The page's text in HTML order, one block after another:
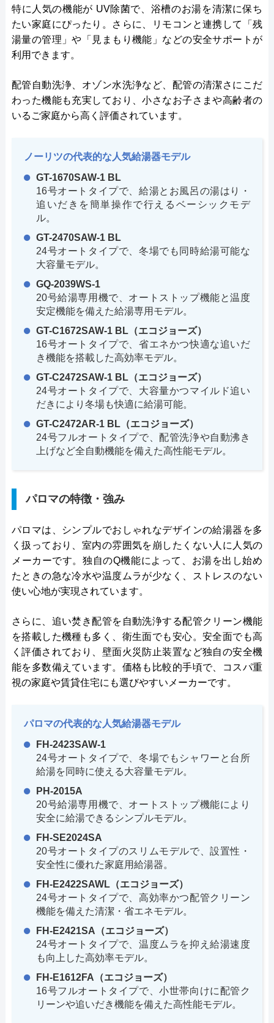
特に人気の機能が UV除菌で、浴槽のお湯を清潔に保ち
たい家庭にぴったり。さらに、リモコンと連携して「残
湯量の管理」や「見まもり機能」などの安全サポートが
利用できます。
配管自動洗浄、オゾン水洗浄など、配管の清潔さにこだ
わった機能も充実しており、小さなお子さまや高齢者の
いるご家庭から高く評価されています。
ノーリツの代表的な人気給湯器モデル
GT-1670SAW-1 BL
16号オートタイプで、給湯とお風呂の湯はり・
追いだきを簡単操作で行えるベーシックモデ
ル。
GT-2470SAW-1 BL
24号オートタイプで、冬場でも同時給湯可能な
大容量モデル。
GQ-2039WS-1
20号給湯専用機で、オートストップ機能と温度
安定機能を備えた給湯専用モデル。
GT-C1672SAW-1 BL（エコジョーズ）
16号オートタイプで、省エネかつ快適な追いだ
き機能を搭載した高効率モデル。
GT-C2472SAW-1 BL（エコジョーズ）
24号オートタイプで、大容量かつマイルド追い
だきにより冬場も快適に給湯可能。
GT-C2472AR-1 BL（エコジョーズ）
24号フルオートタイプで、配管洗浄や自動沸き
上げなど全自動機能を備えた高性能モデル。
パロマの特徴・強み
パロマは、シンプルでおしゃれなデザインの給湯器を多
く扱っており、室内の雰囲気を崩したくない人に人気の
メーカーです。独自のQ機能によって、お湯を出し始め
たときの急な冷水や温度ムラが少なく、ストレスのない
使い心地が実現されています。
さらに、追い焚き配管を自動洗浄する配管クリーン機能
を搭載した機種も多く、衛生面でも安心。安全面でも高
く評価されており、壁面火災防止装置など独自の安全機
能を多数備えています。価格も比較的手頃で、コスパ重
視の家庭や賃貸住宅にも選びやすいメーカーです。
パロマの代表的な人気給湯器モデル
FH-2423SAW-1
24号オートタイプで、冬場でもシャワーと台所
給湯を同時に使える大容量モデル。
PH-2015A
20号給湯専用機で、オートストップ機能により
安全に給湯できるシンプルモデル。
FH-SE2024SA
20号オートタイプのスリムモデルで、設置性・
安全性に優れた家庭用給湯器。
FH-E2422SAWL（エコジョーズ）
24号オートタイプで、高効率かつ配管クリーン
機能を備えた清潔・省エネモデル。
FH-E2421SA（エコジョーズ）
24号オートタイプで、温度ムラを抑え給湯速度
も向上した高効率モデル。
FH-E1612FA（エコジョーズ）
16号フルオートタイプで、小世帯向けに配管ク
リーンや追いだき機能を備えた高性能モデル。